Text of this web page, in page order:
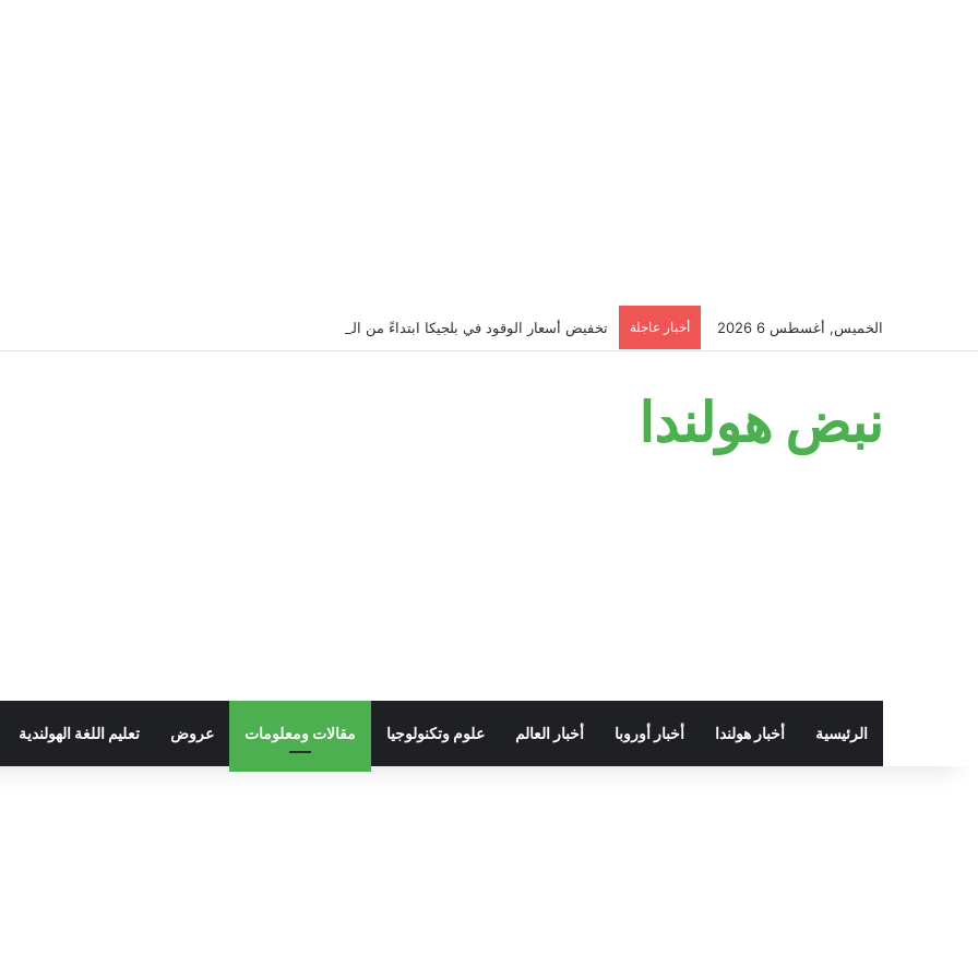
الخميس, أغسطس 6 2026 أخبار عاجلة تخفيض أسعار الوقود في بلجيكا ابتداءً من اليوم… والفارق مع هولندا أصبح كبيراً جداً!
نبض هولندا
الرئيسية أخبار هولندا أخبار أوروبا أخبار العالم علوم وتكنولوجيا مقالات ومعلومات عروض تعليم اللغة الهولندية